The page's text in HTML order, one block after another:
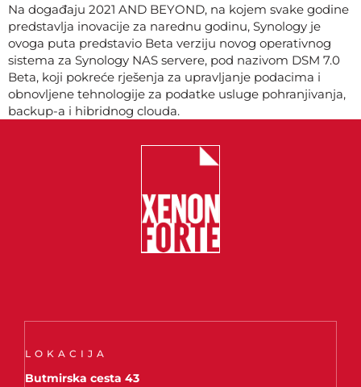
Na događaju 2021 AND BEYOND, na kojem svake godine
predstavlja inovacije za narednu godinu, Synology je
ovoga puta predstavio Beta verziju novog operativnog
sistema za Synology NAS servere, pod nazivom DSM 7.0
Beta, koji pokreće rješenja za upravljanje podacima i
obnovljene tehnologije za podatke usluge pohranjivanja,
backup-a i hibridnog clouda.
LOKACIJA
Butmirska cesta 43